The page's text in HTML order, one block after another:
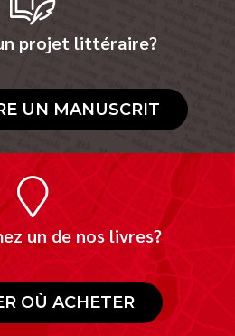
projet littéraire?
UN MANUSCRIT
un de nos livres?
OÙ ACHETER